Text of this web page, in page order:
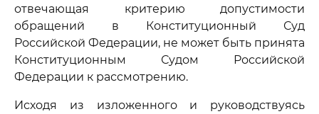
отвечающая критерию допустимости
обращений в Конституционный Суд
Российской Федерации, не может быть принята
Конституционным Судом Российской
Федерации к рассмотрению.
Исходя из изложенного и руководствуясь